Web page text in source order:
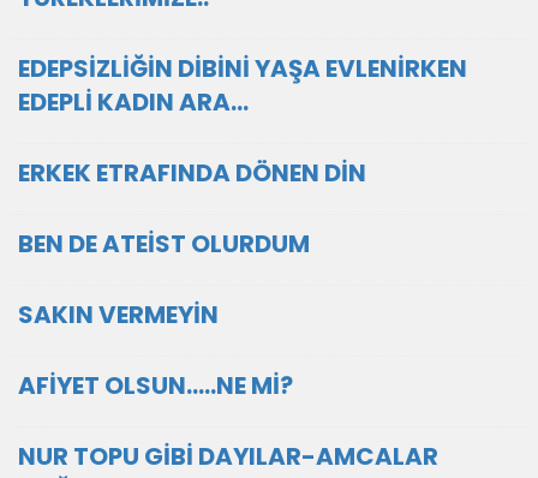
EDEPSİZLİĞİN DİBİNİ YAŞA EVLENİRKEN
EDEPLİ KADIN ARA…
ERKEK ETRAFINDA DÖNEN DİN
BEN DE ATEİST OLURDUM
SAKIN VERMEYİN
AFİYET OLSUN…..NE Mİ?
NUR TOPU GİBİ DAYILAR-AMCALAR